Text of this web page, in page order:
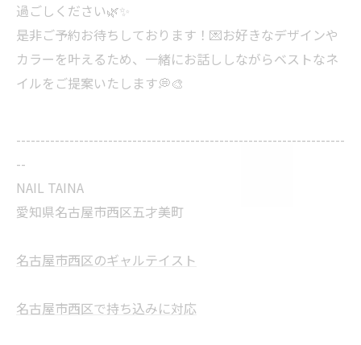
過ごしください🌿✨
是非ご予約お待ちしております！💌お好きなデザインや
カラーを叶えるため、一緒にお話ししながらベストなネ
イルをご提案いたします💭🎨
--------------------------------------------------------------------
--
NAIL TAINA
愛知県名古屋市西区五才美町
名古屋市西区のギャルテイスト
名古屋市西区で持ち込みに対応